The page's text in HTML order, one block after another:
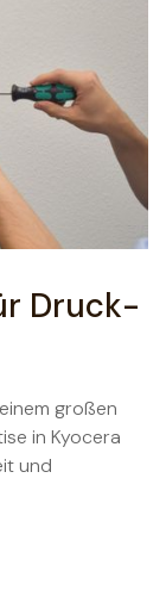
Druck-
großen
in Kyocera
und